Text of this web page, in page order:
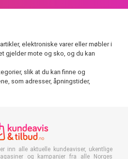
elektroniske varer eller møbler i
gjelder mote og sko, og du kan
slik at du kan finne og
som adresser, åpningstider,
inn alle aktuelle kundeaviser, ukentlige
og kampanjer fra alle Norges